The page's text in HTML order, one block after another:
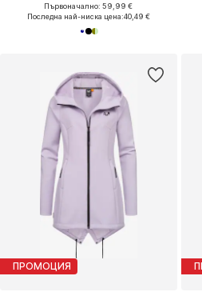
Първоначално: 59,99 €
Последна най-ниска цена:40,49 €
ПРОМОЦИЯ